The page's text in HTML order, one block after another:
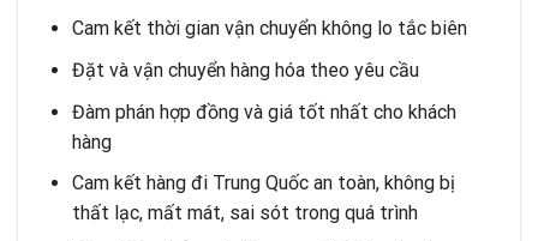
Cam kết thời gian vận chuyển không lo tắc biên
Đặt và vận chuyển hàng hóa theo yêu cầu
Đàm phán hợp đồng và giá tốt nhất cho khách
hàng
Cam kết hàng đi Trung Quốc an toàn, không bị
thất lạc, mất mát, sai sót trong quá trình